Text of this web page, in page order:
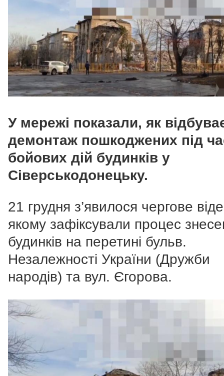
У мережі показали, як
демонтаж пошкоджених під
бойових дій будинків у
Сіверськодонецьку.
21 грудня з’явилося чергове
якому зафіксували процес
будинків на перетині бульв.
Незалежності України (Дружби
народів) та вул. Єгорова.